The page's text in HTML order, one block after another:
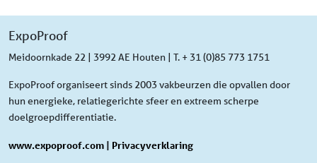
ExpoProof
Meidoornkade 22 | 3992 AE Houten | T. + 31 (0)85 773 1751
ExpoProof organiseert sinds 2003 vakbeurzen die opvallen door
hun energieke, relatiegerichte sfeer en extreem scherpe
doelgroepdifferentiatie.
www.expoproof.com | Privacyverklaring